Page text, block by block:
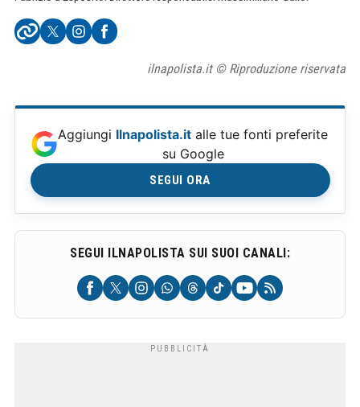
ilnapolista.it © Riproduzione riservata
Aggiungi Ilnapolista.it alle tue fonti preferite
su Google
SEGUI ORA
SEGUI ILNAPOLISTA SUI SUOI CANALI: